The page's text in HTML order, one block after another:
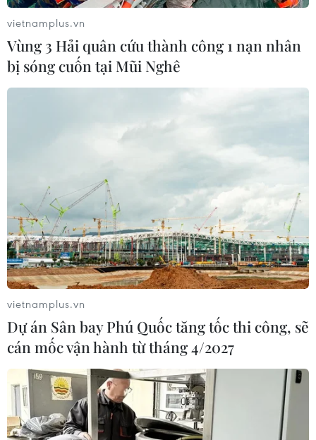
quan hệ Mỹ-Philippines và bối cảnh chính trị tại
Philippines.
vietnamplus.vn
Vùng 3 Hải quân cứu thành công 1 nạn nhân
bị sóng cuốn tại Mũi Nghê
vietnamplus.vn
Dự án Sân bay Phú Quốc tăng tốc thi công, sẽ
cán mốc vận hành từ tháng 4/2027